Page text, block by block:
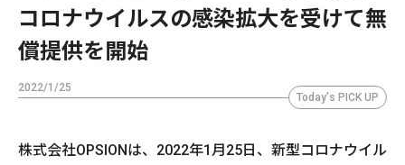
コロナウイルスの感染拡大を受けて無
償提供を開始
2022/1/25
Today's PICK UP
株式会社OPSIONは、2022年1月25日、新型コロナウイル